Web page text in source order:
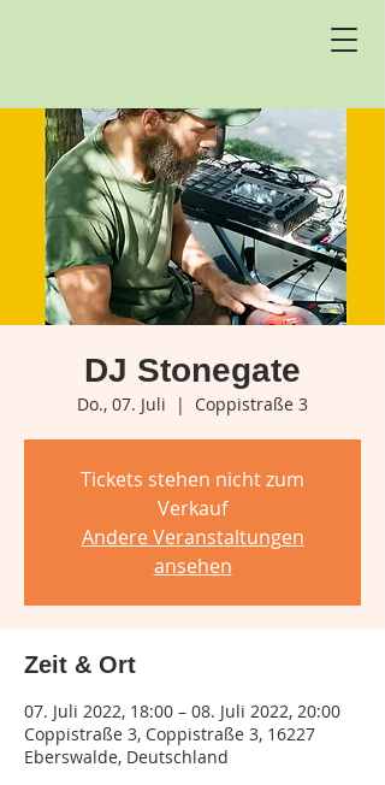
DJ Stonegate
Do., 07. Juli
  |
Coppistraße 3
Tickets stehen nicht zum
Verkauf
Andere Veranstaltungen
ansehen
Zeit & Ort
07. Juli 2022, 18:00 – 08. Juli 2022, 20:00
Coppistraße 3, Coppistraße 3, 16227
Eberswalde, Deutschland